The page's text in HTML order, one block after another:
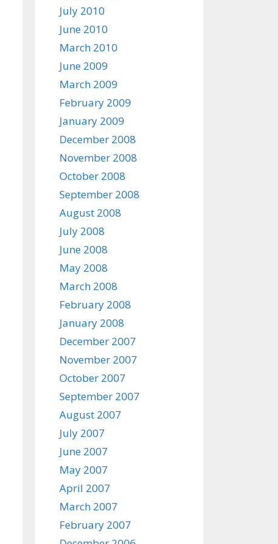
July 2010
June 2010
March 2010
June 2009
March 2009
February 2009
January 2009
December 2008
November 2008
October 2008
September 2008
August 2008
July 2008
June 2008
May 2008
March 2008
February 2008
January 2008
December 2007
November 2007
October 2007
September 2007
August 2007
July 2007
June 2007
May 2007
April 2007
March 2007
February 2007